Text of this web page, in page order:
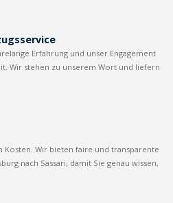
Erfahrung und unser Engagement
Wir stehen zu unserem Wort und liefern
Kosten. Wir bieten faire und transparente
nach Sassari, damit Sie genau wissen,